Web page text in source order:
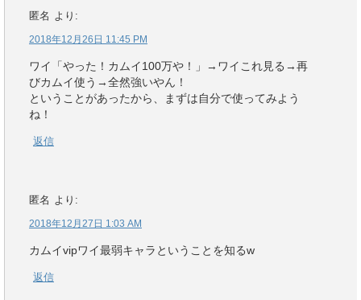
匿名 より:
2018年12月26日 11:45 PM
ワイ「やった！カムイ100万や！」→ワイこれ見る→再
びカムイ使う→全然強いやん！
ということがあったから、まずは自分で使ってみよう
ね！
返信
匿名 より:
2018年12月27日 1:03 AM
カムイvipワイ最弱キャラということを知るw
返信